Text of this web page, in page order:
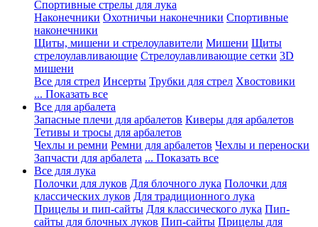
Спортивные стрелы для лука
Наконечники Охотничьи наконечники Спортивные
наконечники
Щиты, мишени и стрелоулавители Мишени Щиты
стрелоулавливающие Стрелоулавливающие сетки 3D
мишени
Все для стрел Инсерты Трубки для стрел Хвостовики
... Показать все
Все для арбалета
Запасные плечи для арбалетов Киверы для арбалетов
Тетивы и тросы для арбалетов
Чехлы и ремни Ремни для арбалетов Чехлы и переноски
Запчасти для арбалета ... Показать все
Все для лука
Полочки для луков Для блочного лука Полочки для
классических луков Для традиционного лука
Прицелы и пип-сайты Для классического лука Пип-
сайты для блочных луков Пип-сайты Прицелы для